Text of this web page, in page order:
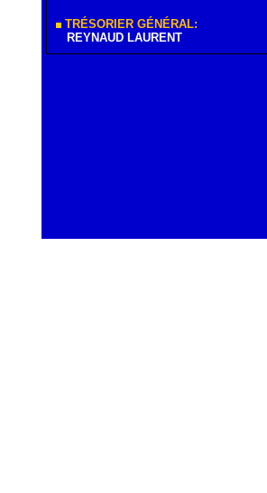
TRÉSORIER GÉNÉRAL:
REYNAUD LAURENT